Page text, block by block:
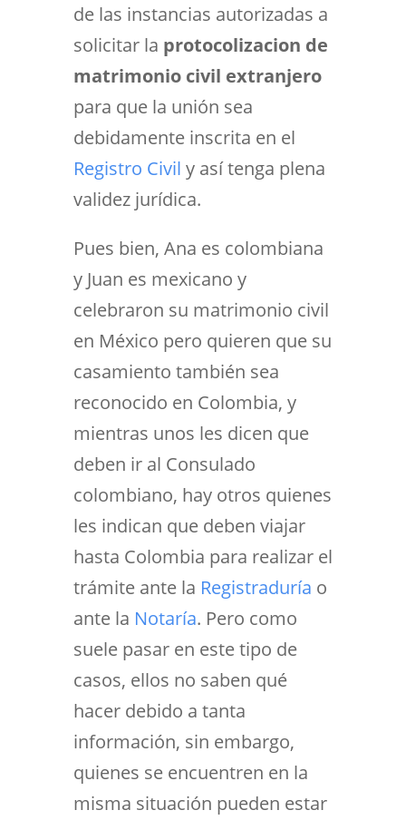
de las instancias autorizadas a
solicitar la protocolizacion de
matrimonio civil extranjero
para que la unión sea
debidamente inscrita en el
Registro Civil y así tenga plena
validez jurídica.
Pues bien, Ana es colombiana
y Juan es mexicano y
celebraron su matrimonio civil
en México pero quieren que su
casamiento también sea
reconocido en Colombia, y
mientras unos les dicen que
deben ir al Consulado
colombiano, hay otros quienes
les indican que deben viajar
hasta Colombia para realizar el
trámite ante la Registraduría o
ante la Notaría. Pero como
suele pasar en este tipo de
casos, ellos no saben qué
hacer debido a tanta
información, sin embargo,
quienes se encuentren en la
misma situación pueden estar